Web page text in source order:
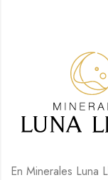
En Minerales Luna